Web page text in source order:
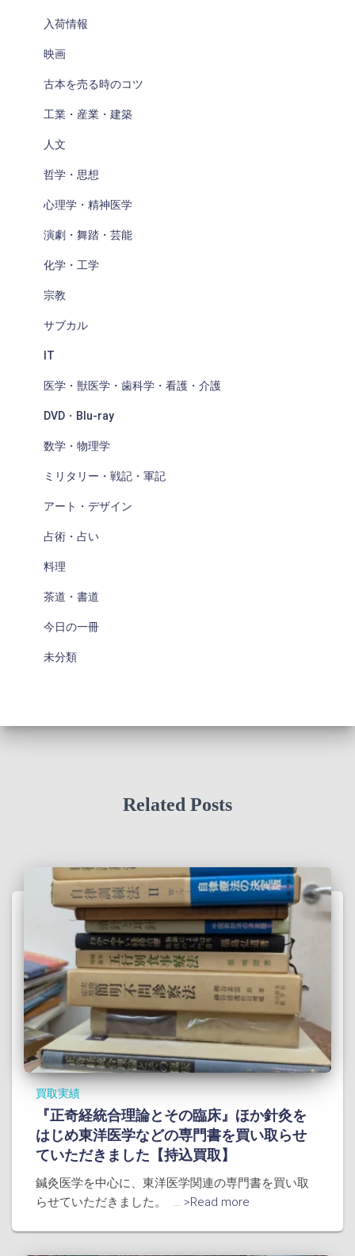
入荷情報
映画
古本を売る時のコツ
工業・産業・建築
人文
哲学・思想
心理学・精神医学
演劇・舞踏・芸能
化学・工学
宗教
サブカル
IT
医学・獣医学・歯科学・看護・介護
DVD・Blu-ray
数学・物理学
ミリタリー・戦記・軍記
アート・デザイン
占術・占い
料理
茶道・書道
今日の一冊
未分類
Related Posts
買取実績
『正奇経統合理論とその臨床』ほか針灸を
はじめ東洋医学などの専門書を買い取らせ
ていただきました【持込買取】
鍼灸医学を中心に、東洋医学関連の専門書を買い取
らせていただきました。
... >Read more